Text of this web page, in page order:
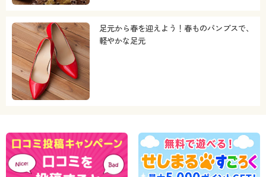
足元から春を迎えよう！春ものパンプスで、
軽やかな足元